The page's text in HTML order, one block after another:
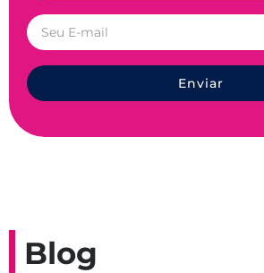
Enviar
Blog